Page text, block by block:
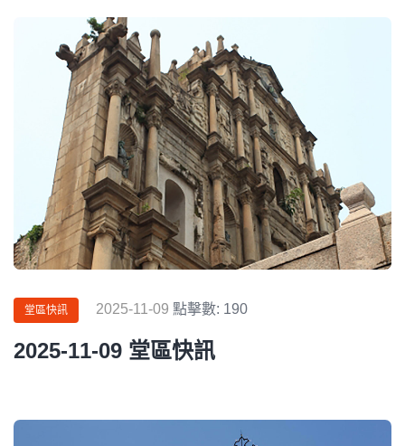
堂區快訊 2025-11-09 點擊數: 190
2025-11-09 堂區快訊